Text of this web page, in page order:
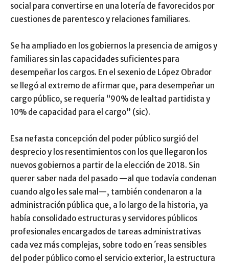
social para convertirse en una lotería de favorecidos por
cuestiones de parentesco y relaciones familiares.
Se ha ampliado en los gobiernos la presencia de amigos y
familiares sin las capacidades suficientes para
desempeñar los cargos. En el sexenio de López Obrador
se llegó al extremo de afirmar que, para desempeñar un
cargo público, se requería “90% de lealtad partidista y
10% de capacidad para el cargo” (sic).
Esa nefasta concepción del poder público surgió del
desprecio y los resentimientos con los que llegaron los
nuevos gobiernos a partir de la elección de 2018. Sin
querer saber nada del pasado —al que todavía condenan
cuando algo les sale mal—, también condenaron a la
administración pública que, a lo largo de la historia, ya
había consolidado estructuras y servidores públicos
profesionales encargados de tareas administrativas
cada vez más complejas, sobre todo en ´reas sensibles
del poder público como el servicio exterior, la estructura